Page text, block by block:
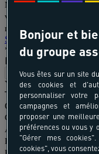
Bonjour et
du groupe
Vous êtes sur un site
des cookies et
personnaliser votre
campagnes et
proposer une
préférences ou vous y
"Gérer mes
cookies", vous